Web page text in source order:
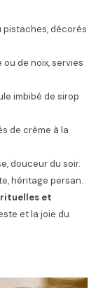
pistaches, décorés
de noix, servies
imbibé de sirop
de crème à la
douceur du soir.
héritage persan.
et
et la joie du